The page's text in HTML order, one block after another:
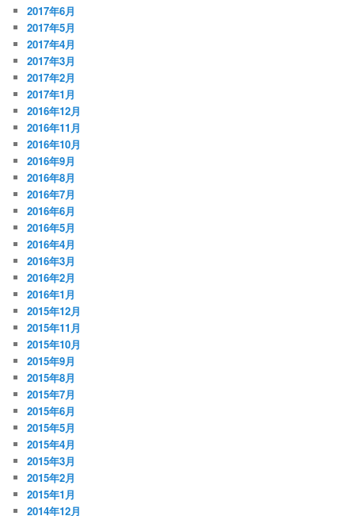
2017年6月
2017年5月
2017年4月
2017年3月
2017年2月
2017年1月
2016年12月
2016年11月
2016年10月
2016年9月
2016年8月
2016年7月
2016年6月
2016年5月
2016年4月
2016年3月
2016年2月
2016年1月
2015年12月
2015年11月
2015年10月
2015年9月
2015年8月
2015年7月
2015年6月
2015年5月
2015年4月
2015年3月
2015年2月
2015年1月
2014年12月